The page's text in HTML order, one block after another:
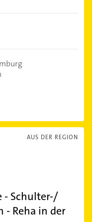
AUS DER REGION
- Schulter-/
- Reha in der